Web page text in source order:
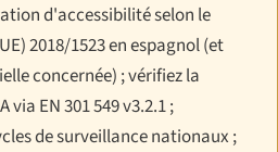
d'accessibilité selon le
2018/1523 en espagnol (et
concernée) ; vérifiez la
via EN 301 549 v3.2.1 ;
de surveillance nationaux ;